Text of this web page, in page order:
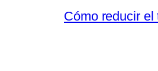
Cómo reducir